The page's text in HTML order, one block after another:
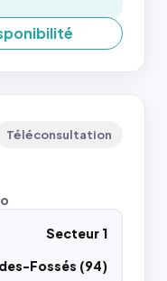
Téléconsultation
Secteur 1
Fossés (94)